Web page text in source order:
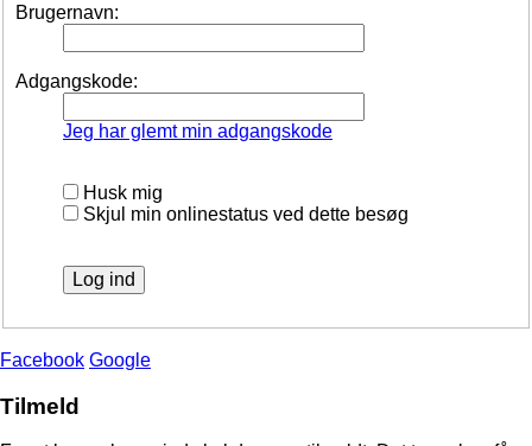
Brugernavn:
Adgangskode:
Jeg har glemt min adgangskode
Husk mig
Skjul min onlinestatus ved dette besøg
Facebook Google
Tilmeld